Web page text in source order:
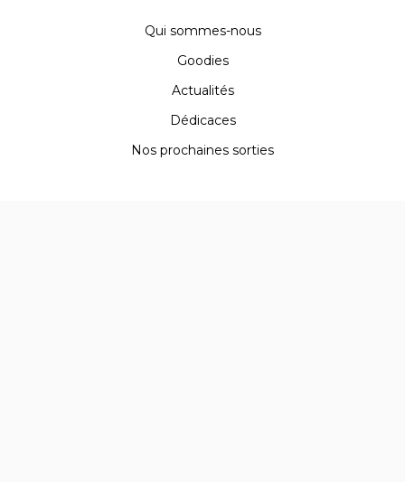
Qui sommes-nous
Goodies
Actualités
Dédicaces
Nos prochaines sorties